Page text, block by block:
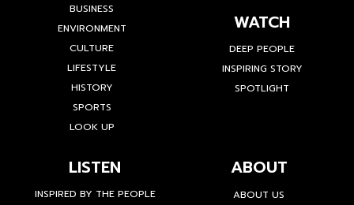
BUSINESS
ENVIRONMENT
CULTURE
LIFESTYLE
HISTORY
SPORTS
LOOK UP
WATCH
DEEP PEOPLE
INSPIRING STORY
SPOTLIGHT
LISTEN
INSPIRED BY THE PEOPLE
ABOUT
ABOUT US